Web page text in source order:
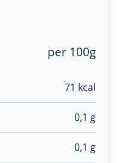
per 100g
71 kcal
0,1 g
0,1 g